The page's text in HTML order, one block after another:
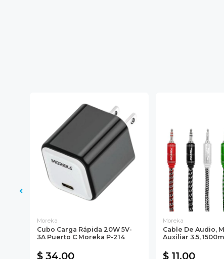
Moreka
Cubo Carga Rápida 20W 5V-
3A Puerto C Moreka P-214
$ 34.00
Moreka
Cable De Audio,
Auxiliar 3.5,
$ 11.00